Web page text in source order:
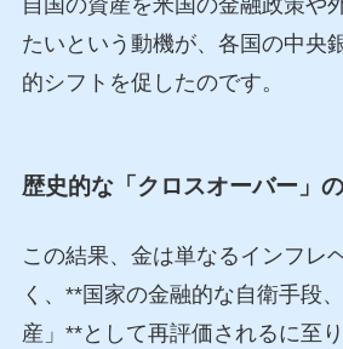
自国の資産を米国の金融政策や
たいという動機が、各国の中央
的シフトを促したのです。
歴史的な「クロスオーバー」
この結果、金は単なるインフレ
く、**国家の金融的な自衛手段
産」**として再評価されるに至り